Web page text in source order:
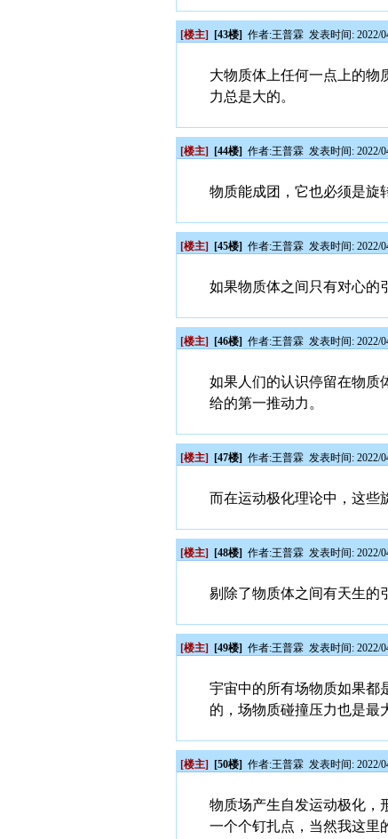
[楼主] [43楼] 作者:王普霖 发表时间: 2022/
大物质体上任何一点上的物
力总是大的。
[楼主] [44楼] 作者:王普霖 发表时间: 2022/
物质能成团，它也必须是旋
[楼主] [45楼] 作者:王普霖 发表时间: 2022/
如果物质体之间只有对心的
[楼主] [46楼] 作者:王普霖 发表时间: 2022/
如果人们的认识停留在物质
给的第一推动力。
[楼主] [47楼] 作者:王普霖 发表时间: 2022/
而在运动极化理论中，这些
[楼主] [48楼] 作者:王普霖 发表时间: 2022/
剔除了物质体之间有天生的
[楼主] [49楼] 作者:王普霖 发表时间: 2022/
宇宙中的所有场物质如果都
的，场物质碰撞压力也是最
[楼主] [50楼] 作者:王普霖 发表时间: 2022/
物质场产生自发运动极化，
一个个钉扎点，当然我这里